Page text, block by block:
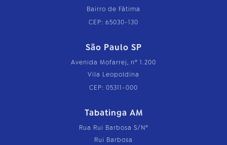
Bairro de Fátima
CEP: 65030-130
São Paulo SP
Avenida Mofarrej, nº 1.200
Vila Leopoldina
CEP: 05311-000
Tabatinga AM
Rua Rui Barbosa S/Nº
Rui Barbosa